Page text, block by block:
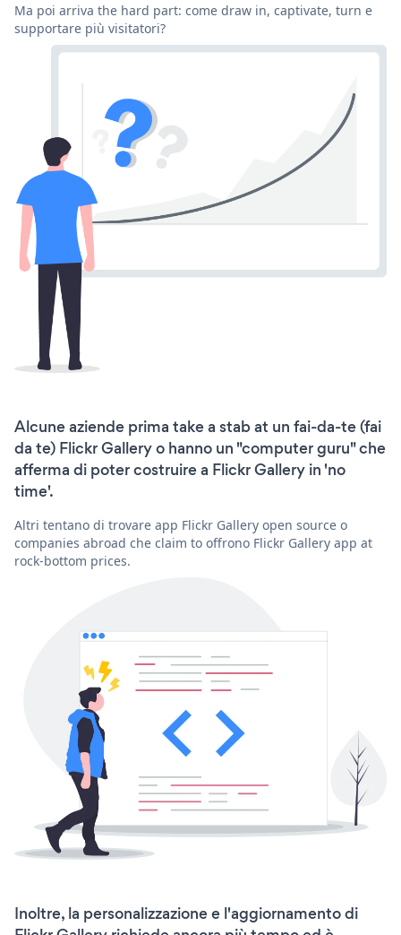
Ma poi arriva the hard part: come draw in, captivate, turn e
supportare più visitatori?
Alcune aziende prima take a stab at un fai-da-te (fai
da te) Flickr Gallery o hanno un "computer guru" che
afferma di poter costruire a Flickr Gallery in 'no
time'.
Altri tentano di trovare app Flickr Gallery open source o
companies abroad che claim to offrono Flickr Gallery app at
rock-bottom prices.
Inoltre, la personalizzazione e l'aggiornamento di